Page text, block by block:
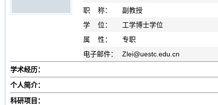
职 称：
副教授
学 位：
工学博士学位
属 性：
专职
电子邮件：
Zlei@uestc.edu.cn
学术经历：
个人简介：
科研项目：